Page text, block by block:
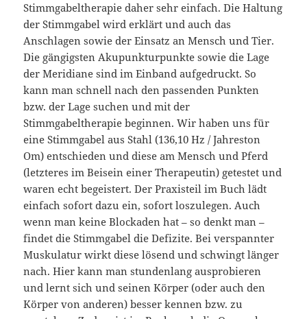
Stimmgabeltherapie daher sehr einfach. Die Haltung
der Stimmgabel wird erklärt und auch das
Anschlagen sowie der Einsatz an Mensch und Tier.
Die gängigsten Akupunkturpunkte sowie die Lage
der Meridiane sind im Einband aufgedruckt. So
kann man schnell nach den passenden Punkten
bzw. der Lage suchen und mit der
Stimmgabeltherapie beginnen. Wir haben uns für
eine Stimmgabel aus Stahl (136,10 Hz / Jahreston
Om) entschieden und diese am Mensch und Pferd
(letzteres im Beisein einer Therapeutin) getestet und
waren echt begeistert. Der Praxisteil im Buch lädt
einfach sofort dazu ein, sofort loszulegen. Auch
wenn man keine Blockaden hat – so denkt man –
findet die Stimmgabel die Defizite. Bei verspannter
Muskulatur wirkt diese lösend und schwingt länger
nach. Hier kann man stundenlang ausprobieren
und lernt sich und seinen Körper (oder auch den
Körper von anderen) besser kennen bzw. zu